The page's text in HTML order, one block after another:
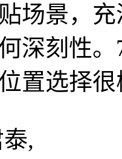
场景，
深刻性
置选择
,